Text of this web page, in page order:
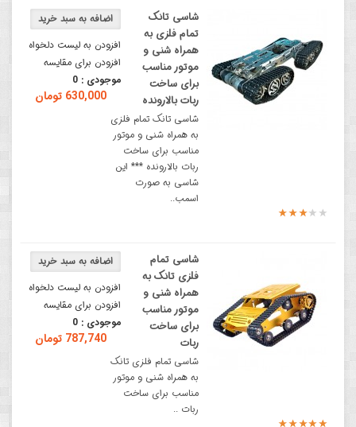
افزودن به لیست دلخواه
افزودن برای مقایسه
موجودی : 0
630,000 تومان
شاسی تانک
تمام فلزی به
همراه شنی و
موتور مناسب
برای ساخت
ربات بالارونده
شاسی تانک تمام فلزی
به همراه شنی و موتور
مناسب برای ساخت
ربات بالارونده *** این
شاسی به صورت
اسمب..
افزودن به لیست دلخواه
افزودن برای مقایسه
موجودی : 0
787,740 تومان
شاسی تمام
فلزی تانک به
همراه شنی و
موتور مناسب
برای ساخت
ربات
شاسی تمام فلزی تانک
به همراه شنی و موتور
مناسب برای ساخت
ربات ..